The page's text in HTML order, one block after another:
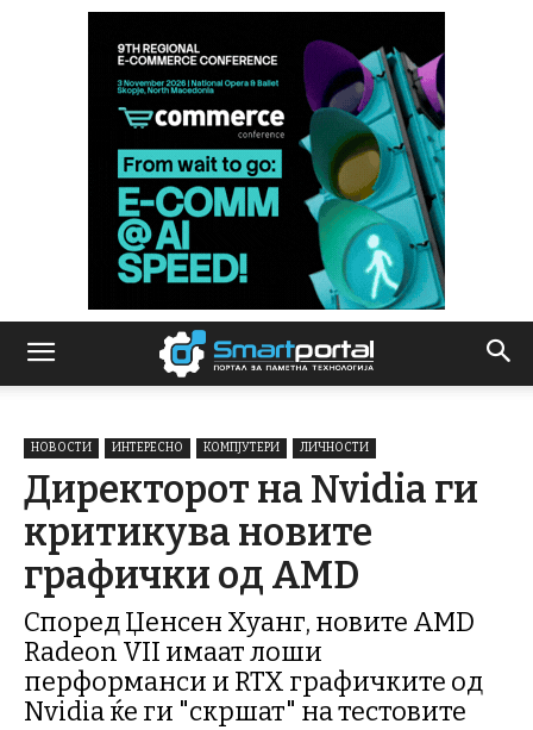
НОВОСТИ ИНТЕРЕСНО КОМПЈУТЕРИ ЛИЧНОСТИ
Директорот на Nvidia ги
критикува новите
графички од AMD
Според Џенсен Хуанг, новите AMD
Radeon VII имаат лоши
перформанси и RTX графичките од
Nvidia ќе ги "скршат" на тестовите